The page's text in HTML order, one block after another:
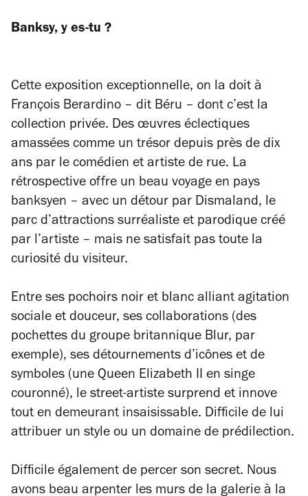
Banksy, y es-tu ?
Cette exposition exceptionnelle, on la doit à
François Berardino – dit Béru – dont c’est la
collection privée. Des œuvres éclectiques
amassées comme un trésor depuis près de dix
ans par le comédien et artiste de rue. La
rétrospective offre un beau voyage en pays
banksyen – avec un détour par Dismaland, le
parc d’attractions surréaliste et parodique créé
par l’artiste – mais ne satisfait pas toute la
curiosité du visiteur.
Entre ses pochoirs noir et blanc alliant agitation
sociale et douceur, ses collaborations (des
pochettes du groupe britannique Blur, par
exemple), ses détournements d’icônes et de
symboles (une Queen Elizabeth II en singe
couronné), le street-artiste surprend et innove
tout en demeurant insaisissable. Difficile de lui
attribuer un style ou un domaine de prédilection.
Difficile également de percer son secret. Nous
avons beau arpenter les murs de la galerie à la